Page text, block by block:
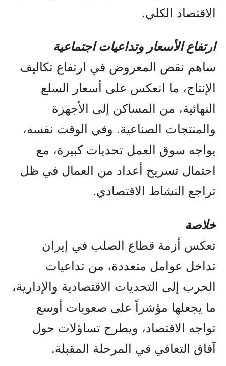
الاقتصاد الكلي.
ارتفاع الأسعار وتداعيات اجتماعية
ساهم نقص المعروض في ارتفاع تكاليف
الإنتاج، ما انعكس على أسعار السلع
النهائية، من المساكن إلى الأجهزة
والمنتجات الصناعية. وفي الوقت نفسه،
يواجه سوق العمل تحديات كبيرة، مع
احتمال تسريح أعداد من العمال في ظل
تراجع النشاط الاقتصادي.
خلاصة
تعكس أزمة قطاع الصلب في إيران
تداخل عوامل متعددة، من تداعيات
الحرب إلى التحديات الاقتصادية والإدارية،
ما يجعلها مؤشراً على صعوبات أوسع
تواجه الاقتصاد، ويطرح تساؤلات حول
آفاق التعافي في المرحلة المقبلة.